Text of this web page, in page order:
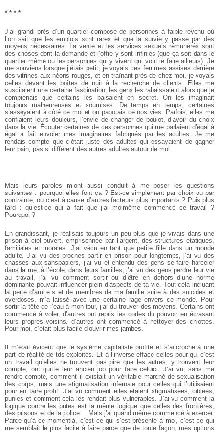
* * * *
J’ai grandi près d’un quartier composé de personnes à faible revenu où
l’on sait que les emplois sont rares et que la survie y passe par des
moyens nécessaires. La vente et les services sexuels rémunérés sont
des choses dont la demande et l’offre y sont infinies (que ça soit dans le
quartier même ou les personnes qui y vivent qui vont le faire ailleurs). Je
me souviens lorsque j’étais petit, je voyais ces femmes assises derrière
des vitrines aux néons rouges, et en traînant près de chez moi, je voyais
celles devant les boîtes de nuit à la recherche de clients. Elles me
suscitaient une certaine fascination, les gens les rabaissaient alors que je
comprenais que certains les baisaient en secret. On les imaginait
toujours malheureuses et soumises. De temps en temps, certaines
s’asseyaient à côté de moi et on papotais de nos vies. Parfois, elles me
confiaient leurs douleurs, l’envie de changer de boulot, d’avoir du choix
dans la vie. Écouter certaines de ces personnes qui me parlaient d’égal à
égal a fait envoler mes imaginaires fabriqués par les adultes. Je me
rendais compte que c’était juste des adultes qui essayaient de gagner
leur pain, pas si différent des autres adultes autour de moi.
Mais leurs paroles m’ont aussi conduit à me poser les questions
suivantes : pourquoi elles font ça ? Est-­ce simplement par choix ou par
contrainte, ou c’est à cause d’autres facteurs plus importants ? Puis plus
tard : qu’est­-ce qui a fait que j’ai moi­même commencé ce travail ?
Pourquoi ?
En grandissant, je réalisais toujours un peu plus que je vivais dans une
prison à ciel ouvert, emprisonnée par l’argent, des structures étatiques,
familiales et morales. J’ai vécu en tant que petite fille dans un monde
adulte. J’ai vu des proches partir en prison pour longtemps, j’ai vu des
chasses aux sans­papiers, j’ai vu et entendu des gens se faire harceler
dans la rue, à l’école, dans leurs familles, j’ai vu des gens perdre leur vie
au travail, j’ai vu comment sortir ou d’être en dehors d’une norme
dominante pouvait influencer plein d’aspects de ta vie. Tout cela incluant
la perte d’ami.e.s et de membres de ma famille suite à des suicides et
overdoses, m’a laissé avec une certaine rage envers ce monde. Pour
sortir la tête de l’eau à mon tour, j’ai du trouver des moyens. Certains ont
commencé à voler, d’autres ont repris les codes du pouvoir en écrasant
leurs propres voisins, d’autres ont commencé à nettoyer des chiottes.
Pour moi, c’était plus facile d’ouvrir mes jambes.
Il m’était évident que le système capitaliste profite et s’accroche à une
part de réalité de tds exploités. Et à l’inverse efface celles pour qui c’est
un travail qu’elles ne trouvent pas pire que les autres, y trouvent leur
compte, ont quitté leur ancien job pour faire celui­ci. J’ai vu, sans me
rendre compte, comment il existait un véritable marché de sexualisation
des corps, mais une stigmatisation infernale pour celles qui l’utilisaient
pour en faire profit. J’ai vu comment elles étaient stigmatisées, ciblées,
punies et comment cela les rendait plus vulnérables. J’ai vu comment la
logique contre les putes est la même logique que celles des frontières,
des prisons et de la police… Mais j’ai quand même commencé à exercer.
Parce qu’à ce moment­là, c’est ce qui s’est présenté à moi, c’est ce qui
me semblait le plus facile à faire parce que de toute façon, mes options